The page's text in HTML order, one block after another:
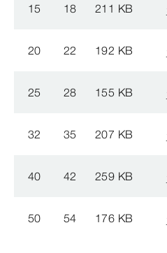
15 18 211 KB
20 22 192 KB
25 28 155 KB
32 35 207 KB
40 42 259 KB
50 54 176 KB